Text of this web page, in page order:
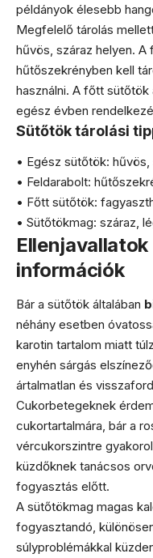
példányok élesebb
Megfelelő tárolás
hűvös, száraz helyen.
hűtőszekrényben kell
használni. A főtt
egész évben
Sütőtök tárolási
• Egész sütőtök: hűvös,
• Feldarabolt:
• Főtt sütőtök:
• Sütőtökmag: száraz,
információk
Bár a sütőtök általában
néhány esetben
karotin tartalom miatt
enyhén sárgás
ártalmatlan és
Cukorbetegeknek
cukortartalmára, bár a
vércukorszintre
küzdőknek tanácsos
fogyasztás előtt.
A sütőtökmag magas
fogyasztandó,
súlyproblémákkal